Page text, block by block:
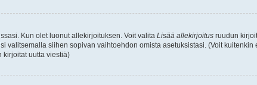
Kun olet luonut allekirjoituksen. Voit valita Lisää allekirjoitus ruudun
valitsemalla siihen sopivan vaihtoehdon omista asetuksistasi. (Voit kuitenkin
kirjoitat uutta viestiä)